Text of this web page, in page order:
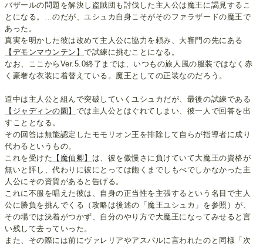
バザールの問題を解決し盗賊団も討伐した主人公は魔王に謁見するこ
とになる。…のだが、ユシュカ自身こそがそのファラザードの魔王で
あった。
真実を明かした彼は改めて主人公に協力を頼み、大審門の先にある
【デモンマウンテン】で試練に挑むことになる。
なお、ここからVer.5.0終了までは、いつもの旅人風の服装ではなく赤
く豪奢な衣装に着替えている。魔王としての正装なのだろう。
道中は主人公と組んで突破していくユシュカだが、最後の試練である
【ジャディンの園】 では主人公とはぐれてしまい、彼一人で回答を出
すこととなる。
その回答は無能認定したモモリオン王を排除して自らが指導者に成り
代わるというもの。
これを受けた 【魔仙卿】 は、彼を傲慢さに負けていて大魔王の資格が
無いと評し、代わりに彼にとっては飽くまでしもべでしかなかった主
人公にその資質があると告げる。
これに不服を唱えた彼は、自身の正当性を主張するという名目で主人
公に勝負を挑んでくる（攻略は後述の「魔王ユシュカ」を参照）が、
その場では決着がつかず、自分のやり方で大魔王になってみせると言
い残して去っていった。
また、その際には前にヴァレリアやアスバルに言われたのと同様「次